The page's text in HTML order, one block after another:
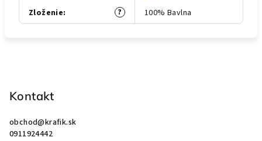
?
Zloženie: 100% Bavlna
Kontakt
obchod@krafik.sk
0911924442